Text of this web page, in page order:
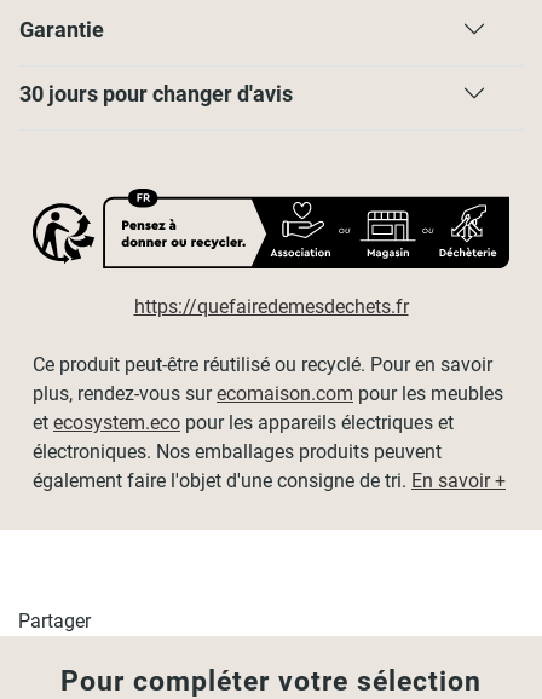
- Tube avec son tissu enroulé
Dimensions
- Les dimensions affichées sont les dimensions du tissu,
hors mécanisme.
Recoupe en largeur possibleen faisant appel à notre
service de recoupe (voir détails dans le choix des
dimensions).
- Encombrement du store remonté : environ 6cm
Garantie
30 jours pour changer d'avis
https://quefairedemesdechets.fr
Ce produit peut-être réutilisé ou recyclé. Pour en savoir
plus, rendez-vous surecomaison.com pour les meubles
et ecosystem.eco pour les appareils électriques et
électroniques. Nos emballages produits peuvent
également faire l'objet d'une consigne de tri. En savoir +
Partager
Pour compléter votre sélection